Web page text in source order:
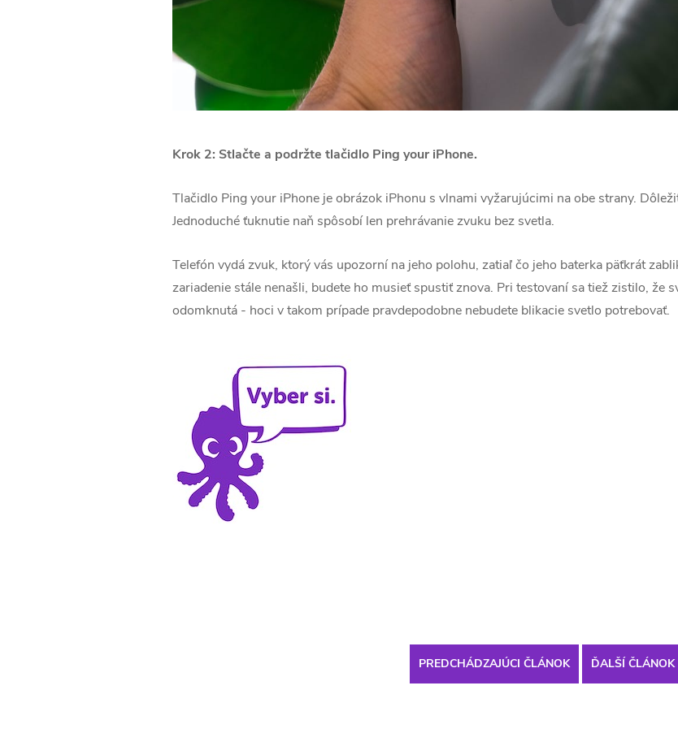
Krok 2: Stlačte a podržte tlačidlo Ping your iPhone.
Tlačidlo Ping your iPhone je obrázok iPhonu s vlnami vyžarujúcimi na obe strany.
Jednoduché ťuknutie naň spôsobí len prehrávanie zvuku bez svetla.
Telefón vydá zvuk, ktorý vás upozorní na jeho polohu, zatiaľ čo jeho baterka päťkrát
zariadenie stále nenašli, budete ho musieť spustiť znova. Pri testovaní sa tiež zistilo, že
odomknutá - hoci v takom prípade pravdepodobne nebudete blikacie svetlo potrebovať.
PREDCHÁDZAJÚCI ČLÁNOK ĎALŠÍ ČLÁNOK